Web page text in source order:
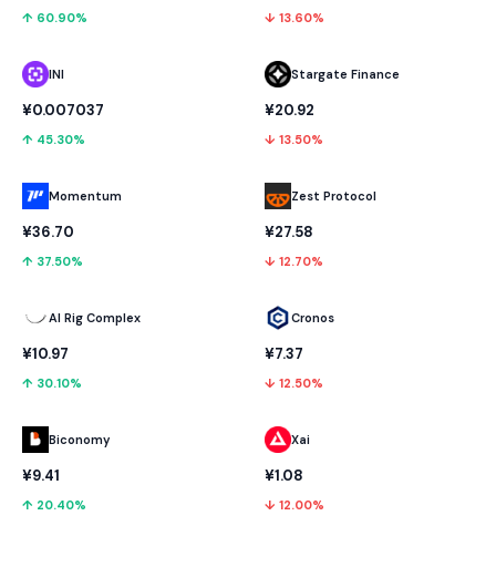
↑ 60.90%
INI
¥0.007037
↑ 45.30%
Momentum
¥36.70
↑ 37.50%
AI Rig Complex
¥10.97
↑ 30.10%
Biconomy
¥9.41
↑ 20.40%
↓ 13.60%
Stargate Finance
¥20.92
↓ 13.50%
Zest Protocol
¥27.58
↓ 12.70%
Cronos
¥7.37
↓ 12.50%
Xai
¥1.08
↓ 12.00%